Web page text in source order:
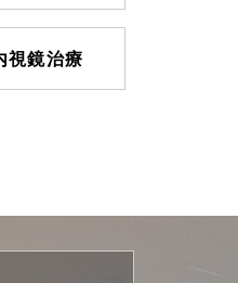
視鏡治療